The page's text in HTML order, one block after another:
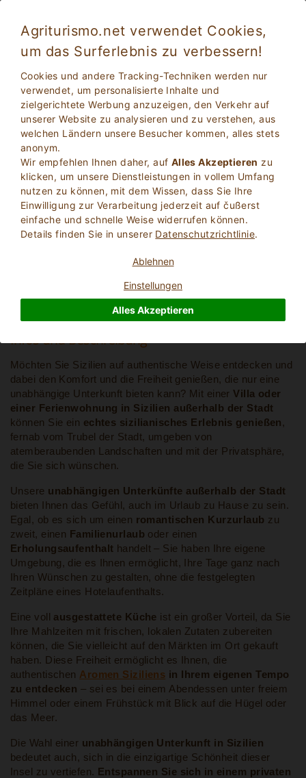
Agriturismo.net verwendet Cookies,
um das Surferlebnis zu verbessern!
Cookies und andere Tracking-Techniken werden nur
verwendet, um personalisierte Inhalte und
zielgerichtete Werbung anzuzeigen, den Verkehr auf
unserer Website zu analysieren und zu verstehen, aus
welchen Ländern unsere Besucher kommen, alles stets
anonym.
Wir empfehlen Ihnen daher, auf Alles Akzeptieren zu
klicken, um unsere Dienstleistungen in vollem Umfang
nutzen zu können, mit dem Wissen, dass Sie Ihre
Einwilligung zur Verarbeitung jederzeit auf čußerst
einfache und schnelle Weise widerrufen können.
Details finden Sie in unserer Datenschutzrichtlinie.
Ablehnen
Einstellungen
Alles Akzeptieren
Exklusive Unterkünfte in Sizilien auf dem
Lande
2Erwachsene
0Kinder SUCHE
Infos und Beschreibung
Möchten Sie Sizilien auf authentische Weise entdecken und
dabei den Komfort und die Freiheit genießen, die nur eine
unabhängige Unterkunft bieten kann? Mit einerVilla oder
einer Ferienwohnung in Sizilien außerhalb der Stadt
können Sie ein echtes sizilianisches Erlebnis genießen ,
fernab vom Trubel der Stadt, umgeben von
atemberaubenden Landschaften und mit der Privatsphäre,
die Sie sich wünschen.
Unsere unabhängigen Unterkünfte außerhalb der Stadt
bieten Ihnen das Gefühl, auch im Urlaub zu Hause zu sein.
Egal, ob es sich um einen romantischen Kurzurlaub zu
zweit, einen Familienurlaub oder einen
Erholungsaufenthalt handelt – Sie haben Ihre eigene
Umgebung, die es Ihnen ermöglicht, Ihre Tage ganz nach
Ihren Wünschen zu gestalten, ohne die festgelegten
Zeitpläne eines Hotelaufenthalts.
Eine voll ausgestattete Küche ist ein großer Vorteil, da Sie
Ihre Mahlzeiten mit frischen, lokalen Zutaten zubereiten
können, die Sie vielleicht auf den Märkten im Ort gekauft
haben. Diese Freiheit ermöglicht es Ihnen, die
authentischen Aromen Siziliens in Ihrem eigenen Tempo
zu entdecken – sei es bei einem Abendessen unter freiem
Himmel oder einem Frühstück mit Blick auf die Hügel oder
das Meer.
Die Wahl einer unabhängigen Unterkunft in Sizilien
bedeutet auch, sich in die einzigartige Schönheit dieser
Insel zu vertiefen. Entspannen Sie sich in einem privaten